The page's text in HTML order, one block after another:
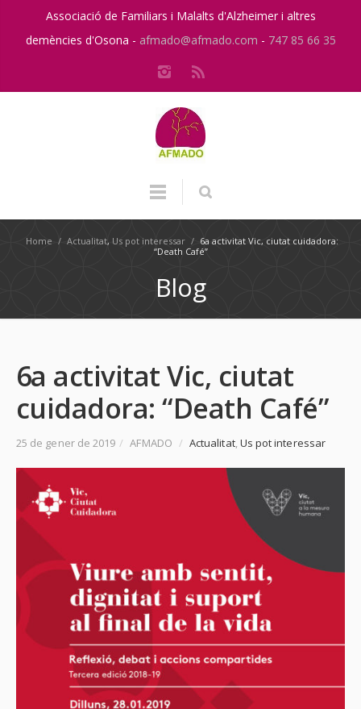
Associació de Familiars i Malalts d'Alzheimer i altres
demències d'Osona - afmado@afmado.com - 747 85 66 35
Home / Actualitat, Us pot interessar / 6a activitat Vic, ciutat cuidadora:
“Death Café”
Blog
6a activitat Vic, ciutat
cuidadora: “Death Café”
25 de gener de 2019 / AFMADO / Actualitat,Us pot interessar